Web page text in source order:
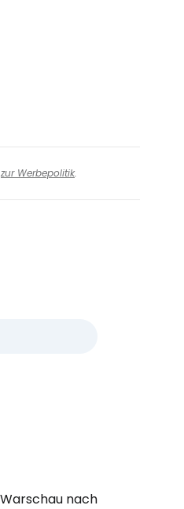
zur Werbepolitik.
nach